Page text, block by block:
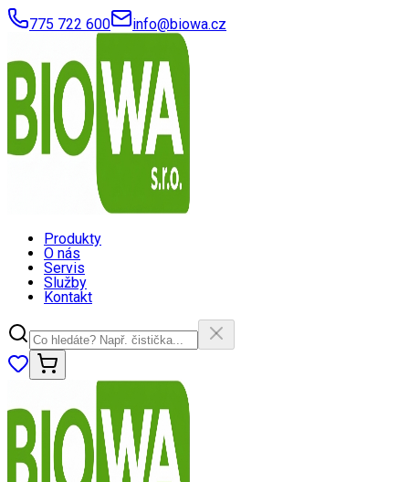
775 722 600 info@biowa.cz
Produkty
O nás
Servis
Služby
Kontakt